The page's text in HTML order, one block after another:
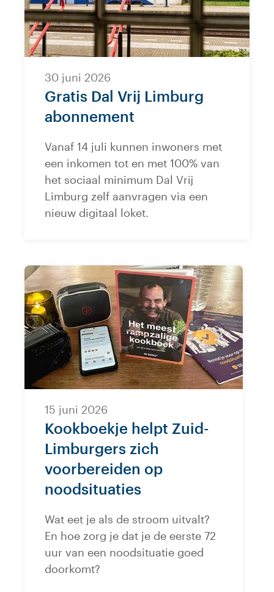
Gratis Dal Vrij Limburg
abonnement
30 juni 2026
Vanaf 14 juli kunnen inwoners met
een inkomen tot en met 100% van
het sociaal minimum Dal Vrij
Limburg zelf aanvragen via een
nieuw digitaal loket.
Kookboekje helpt Zuid-
Limburgers zich
voorbereiden op
noodsituaties
15 juni 2026
Wat eet je als de stroom uitvalt?
En hoe zorg je dat je de eerste 72
uur van een noodsituatie goed
doorkomt?